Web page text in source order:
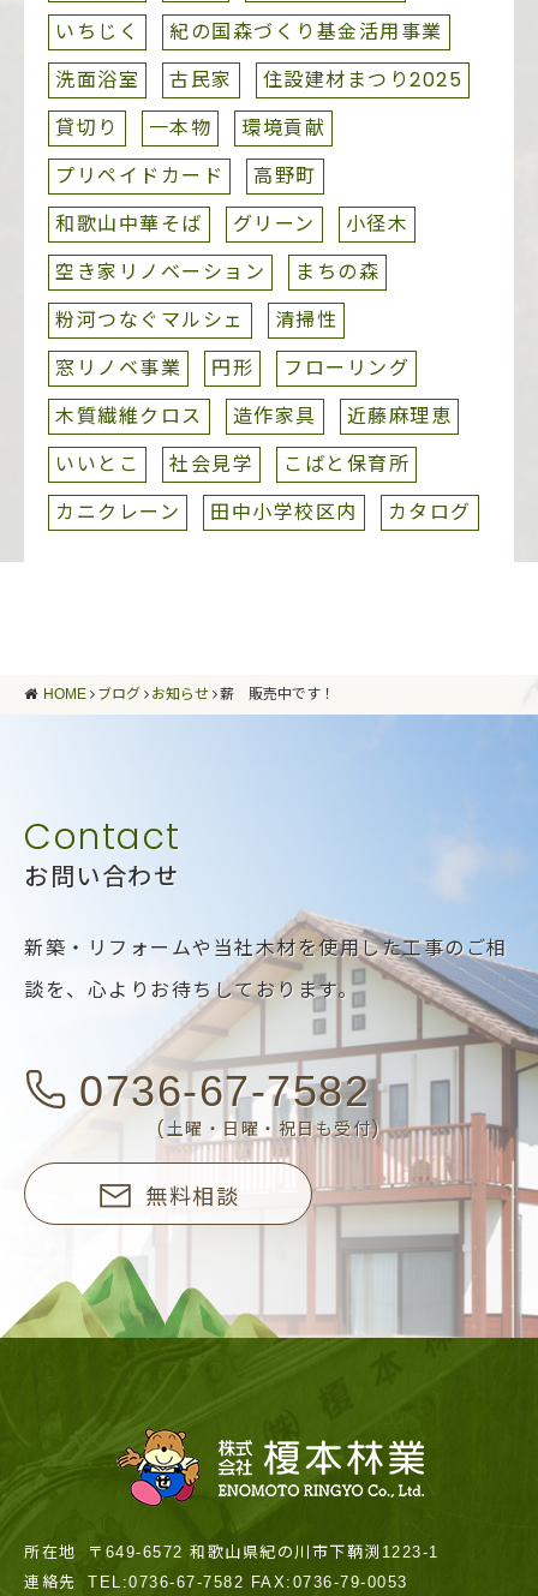
いちじく
紀の国森づくり基金活用事業
洗面浴室
古民家
住設建材まつり2025
貸切り
一本物
環境貢献
プリペイドカード
高野町
和歌山中華そば
グリーン
小径木
空き家リノベーション
まちの森
粉河つなぐマルシェ
清掃性
窓リノベ事業
円形
フローリング
木質繊維クロス
造作家具
近藤麻理恵
いいとこ
社会見学
こばと保育所
カニクレーン
田中小学校区内 カタログ
HOME ブログ お知らせ 薪 販売中です！
お問い合わせ
新築・リフォームや当社木材を使用した工事のご相
談を、 心よりお待ちしております。
0736-67-7582
(土曜・日曜・祝日も受付)
無料相談
所在地
〒649-6572 和歌山県紀の川市下鞆渕1223-1
連絡先
TEL:0736-67-7582 FAX:0736-79-0053